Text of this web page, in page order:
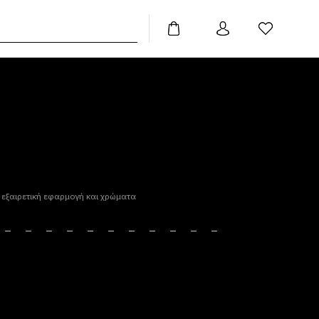
εξαιρετική εφαρμογή και χρώματα